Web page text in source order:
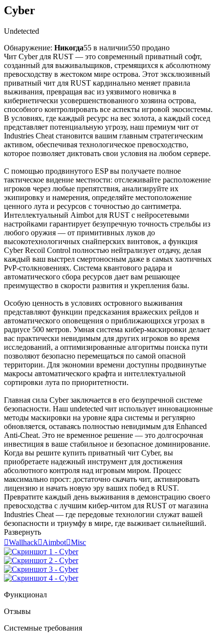
Cyber
Undetected
Обнаружение: Никогда55 в наличии550 продано
Чит Cyber для RUST — это современный приватный софт,
созданный для выживальщиков, стремящихся к абсолютному
превосходству в жестоком мире острова. Этот эксклюзивный
приватный чит для RUST кардинально меняет правила
выживания, превращая вас из уязвимого новичка в
кибернетически усовершенствованного хозяина острова,
способного контролировать все аспекты игровой экосистемы.
В условиях, где каждый ресурс на вес золота, а каждый сосед
представляет потенциальную угрозу, наш премиум чит от
Industries Cheat становится вашим главным стратегическим
активом, обеспечивая технологическое превосходство,
которое позволяет диктовать свои условия на любом сервере.
С помощью продвинутого ESP вы получаете полное
тактическое видение местности: отслеживайте расположение
игроков через любые препятствия, анализируйте их
экипировку и намерения, определяйте местоположение
ценного лута и ресурсов с точностью до сантиметра.
Интеллектуальный Aimbot для RUST с нейросетевыми
настройками гарантирует безупречную точность стрельбы из
любого оружия — от примитивных луков до
высокотехнологичных снайперских винтовок, а функция
Cyber Recoil Control полностью нейтрализует отдачу, делая
каждый ваш выстрел смертоносным даже в самых хаотичных
PvP-столкновениях. Система квантового радара и
автоматического сбора ресурсов дает вам решающее
преимущество в скорости развития и укрепления базы.
Особую ценность в условиях островного выживания
представляют функции предсказания вражеских рейдов и
автоматического оповещения о приближающихся угрозах в
радиусе 500 метров. Умная система кибер-маскировки делает
вас практически невидимым для других игроков во время
исследований, а оптимизированные алгоритмы поиска пути
позволяют безопасно перемещаться по самой опасной
территории. Для экономии времени доступны продвинутые
макросы автоматического крафта и интеллектуальной
сортировки лута по приоритетности.
Главная сила Cyber заключается в его безупречной системе
безопасности. Наш undetected чит использует инновационные
методы маскировки на уровне ядра системы и регулярно
обновляется, оставаясь полностью невидимым для Enhanced
Anti-Cheat. Это не временное решение — это долгосрочная
инвестиция в ваше стабильное и безопасное доминирование.
Когда вы решите купить приватный чит Cyber, вы
приобретаете надежный инструмент для достижения
абсолютного контроля над игровым миром. Процесс
максимально прост: достаточно скачать чит, активировать
лицензию и начать новую эру ваших побед в RUST.
Превратите каждый день выживания в демонстрацию своего
превосходства с лучшим кибер-читом для RUST от магазина
Industries Cheat — где передовые технологии служат вашей
безопасности и триумфу в мире, где выживает сильнейший.
Развернуть
WallhackAimbotMisc
Функционал
Отзывы
Системные требования